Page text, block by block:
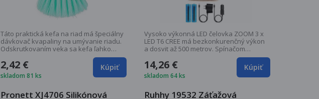
Táto praktická kefa na riad má špeciálny
dávkovač kvapaliny na umývanie riadu.
Odskrutkovaním veka sa kefa ľahko
2,42 €
skladom 81 ks
Kúpiť
Vysoko výkonná LED čelovka ZOOM 3 x
LED T6 CREE má bezkonkurenčný výkon
a dosvit až 500 metrov. Spínačom
14,26 €
skladom 64 ks
Kúpiť
Pronett XJ4706 Silikónová
Ruhhy 19532 Záťažová